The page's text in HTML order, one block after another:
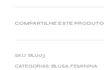
COMPARTILHE ESTE PRODUTO
SKU: BLU03
CATEGORIAS: BLUSA, FEMININA